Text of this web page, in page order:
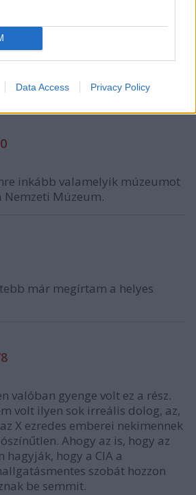
Data Access Privacy Policy
hogy egy ilyen belháborút
amcsi nézők talán.
inkább valamelyik múzeumot
Múzeum.
már megírtam a helyes
valóban gyenge volt ez a rész.
volt ilyen sok irreális dolog, az,
X ezredes emberei nekimennek
Ahogy az is, hogy az
hagyják, hogy a CIA a
szobát hozzon
be semmit.